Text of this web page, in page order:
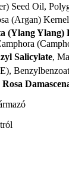
Seed Oil,
(Argan)
(Ylang Ylang)
Salicylate,
Rosa